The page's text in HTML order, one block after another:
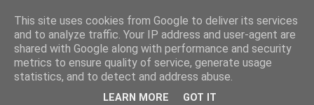
avrland.it - nic co
nerdowskie nie jest mi
This site uses cookies from Google to deliver its services
and to analyze traffic. Your IP address and user-agent are
shared with Google along with performance and security
metrics to ensure quality of service, generate usage
statistics, and to detect and address abuse.
LEARN MORE GOT IT